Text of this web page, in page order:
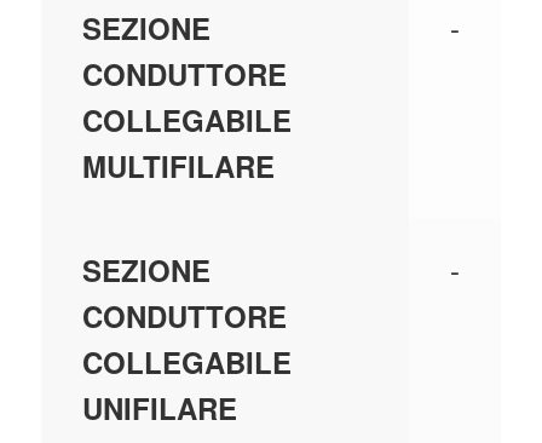
SEZIONE
CONDUTTORE
COLLEGABILE
MULTIFILARE
-
SEZIONE
CONDUTTORE
COLLEGABILE
UNIFILARE
-